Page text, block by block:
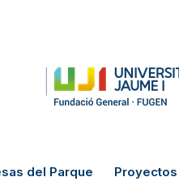
del Parque Proyectos